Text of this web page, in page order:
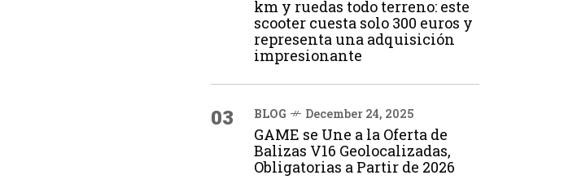
km y ruedas todo terreno: este
scooter cuesta solo 300 euros y
representa una adquisición
impresionante
03 BLOG December 24, 2025
GAME se Une a la Oferta de
Balizas V16 Geolocalizadas,
Obligatorias a Partir de 2026